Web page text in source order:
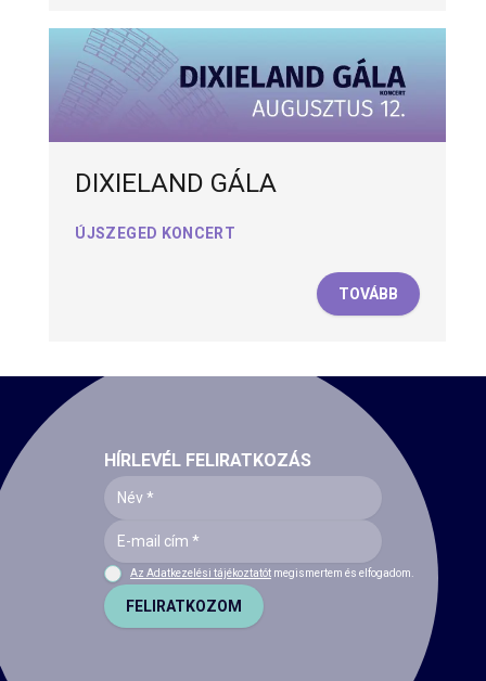
DIXIELAND GÁLA
ÚJSZEGED KONCERT
TOVÁBB
HÍRLEVÉL FELIRATKOZÁS
Az Adatkezelési tájékoztatót megismertem és elfogadom.
FELIRATKOZOM